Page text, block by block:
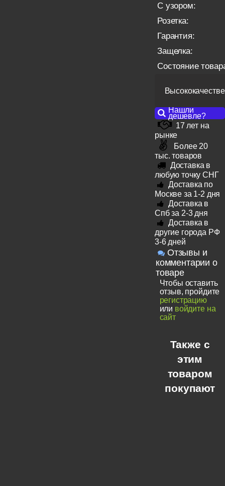
С узором:
Розетка:
Гарантия:
Защелка:
Состояние
Нашли
дешевле?
17 лет на
рынке
Более 20
тыс. товаров
Доставка в
любую точку СНГ
Доставка по
Москве за 1-2 дня
Доставка в
Спб за 2-3 дня
Доставка в
другие города РФ
3-6 дней
Отзывы и
комментарии о
товаре
Чтобы оставить
отзыв, пройдите
регистрацию
или войдите на
сайт
Также с
этим
товаром
покупают